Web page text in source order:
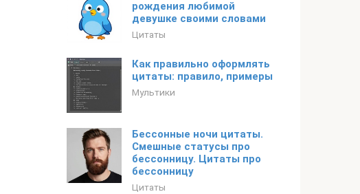
рождения любимой
девушке своими словами
Цитаты
Как правильно оформлять
цитаты: правило, примеры
Мультики
Бессонные ночи цитаты.
Смешные статусы про
бессонницу. Цитаты про
бессонницу
Цитаты